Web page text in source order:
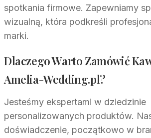
spotkania firmowe. Zapewniamy
wizualną, która podkreśli
marki.
Dlaczego Warto Zamówić
Amelia-Wedding.pl?
Jesteśmy ekspertami w dziedzinie
personalizowanych produktów.
doświadczenie, początkowo w